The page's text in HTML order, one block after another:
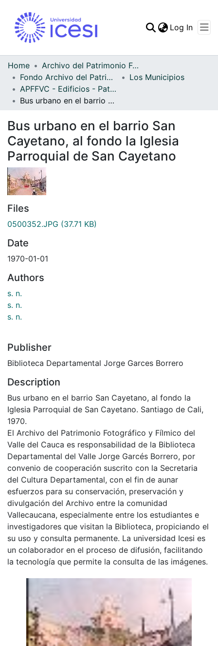
Statistics
Log In
Home
Archivo del Patrimonio Fotográfico y Fílmico del Valle del Cauca
Fondo Archivo del Patrimonio Fotográfico y Fílmico del Valle del Cauca
Los Municipios
APFFVC - Edificios - Patrimonial
Bus urbano en el barrio San Cayetano, al fondo la Iglesia Parroquial de San Cayetano
Bus urbano en el barrio San
Cayetano, al fondo la Iglesia
Parroquial de San Cayetano
Files
0500352.JPG (37.71 KB)
Date
1970-01-01
Authors
s. n.
s. n.
s. n.
Publisher
Biblioteca Departamental Jorge Garces Borrero
Description
Bus urbano en el barrio San Cayetano, al fondo la
Iglesia Parroquial de San Cayetano. Santiago de Cali,
1970.
El Archivo del Patrimonio Fotográfico y Fílmico del
Valle del Cauca es responsabilidad de la Biblioteca
Departamental del Valle Jorge Garcés Borrero, por
convenio de cooperación suscrito con la Secretaria
del Cultura Departamental, con el fin de aunar
esfuerzos para su conservación, preservación y
divulgación del Archivo entre la comunidad
Vallecaucana, especialmente entre los estudiantes e
investigadores que visitan la Biblioteca, propiciando el
su uso y consulta permanente. La universidad Icesi es
un colaborador en el proceso de difusión, facilitando
la tecnología que permite la consulta de las imágenes.